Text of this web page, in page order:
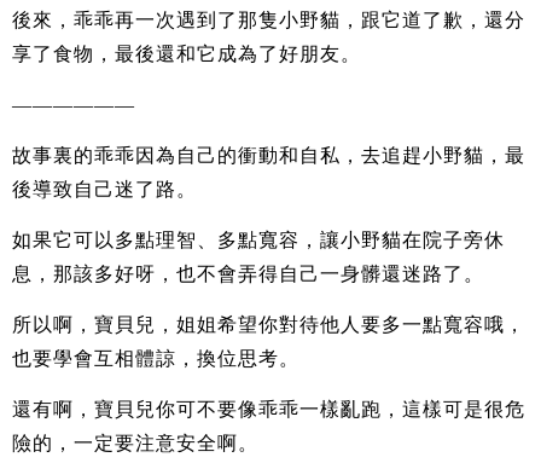
後來，乖乖再一次遇到了那隻小野貓，跟它道了歉，還分
享了食物，最後還和它成為了好朋友。
——————
故事裏的乖乖因為自己的衝動和自私，去追趕小野貓，最
後導致自己迷了路。
如果它可以多點理智、多點寬容，讓小野貓在院子旁休
息，那該多好呀，也不會弄得自己一身髒還迷路了。
所以啊，寶貝兒，姐姐希望你對待他人要多一點寬容哦，
也要學會互相體諒，換位思考。
還有啊，寶貝兒你可不要像乖乖一樣亂跑，這樣可是很危
險的，一定要注意安全啊。